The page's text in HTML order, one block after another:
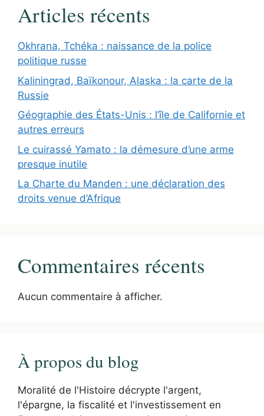
Articles récents
Okhrana, Tchéka : naissance de la police
politique russe
Kaliningrad, Baïkonour, Alaska : la carte de la
Russie
Géographie des États-Unis : l’île de Californie et
autres erreurs
Le cuirassé Yamato : la démesure d’une arme
presque inutile
La Charte du Manden : une déclaration des
droits venue d’Afrique
Commentaires récents
Aucun commentaire à afficher.
À propos du blog
Moralité de l'Histoire décrypte l'argent,
l'épargne, la fiscalité et l'investissement en